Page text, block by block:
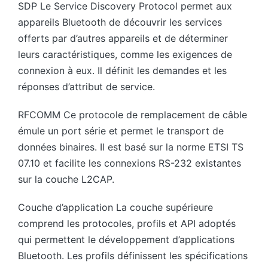
SDP Le Service Discovery Protocol permet aux
appareils Bluetooth de découvrir les services
offerts par d’autres appareils et de déterminer
leurs caractéristiques, comme les exigences de
connexion à eux. Il définit les demandes et les
réponses d’attribut de service.
RFCOMM Ce protocole de remplacement de câble
émule un port série et permet le transport de
données binaires. Il est basé sur la norme ETSI TS
07.10 et facilite les connexions RS-232 existantes
sur la couche L2CAP.
Couche d’application La couche supérieure
comprend les protocoles, profils et API adoptés
qui permettent le développement d’applications
Bluetooth. Les profils définissent les spécifications